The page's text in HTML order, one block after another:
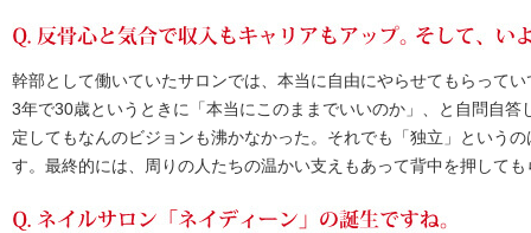
幹部として働いていたサロンでは、本当に自由にやらせてもらって
3年で30歳というときに「本当にこのままでいいのか」、と自問自
定してもなんのビジョンも沸かなかった。それでも「独立」という
す。最終的には、周りの人たちの温かい支えもあって背中を押して